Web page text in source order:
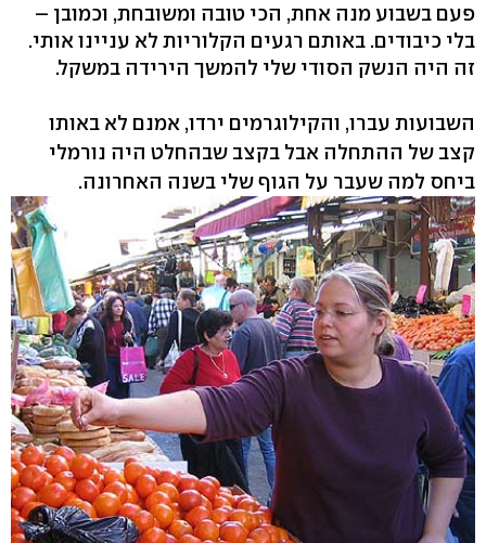
פעם בשבוע מנה אחת, הכי טובה ומשובחת, וכמובן –
בלי כיבודים. באותם רגעים הקלוריות לא עניינו אותי.
זה היה הנשק הסודי שלי להמשך הירידה במשקל.
השבועות עברו, והקילוגרמים ירדו, אמנם לא באותו
קצב של ההתחלה אבל בקצב שבהחלט היה נורמלי
ביחס למה שעבר על הגוף שלי בשנה האחרונה.